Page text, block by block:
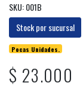
SKU: 001B
Stock por sucursal
Pocas Unidades.
$ 23.000